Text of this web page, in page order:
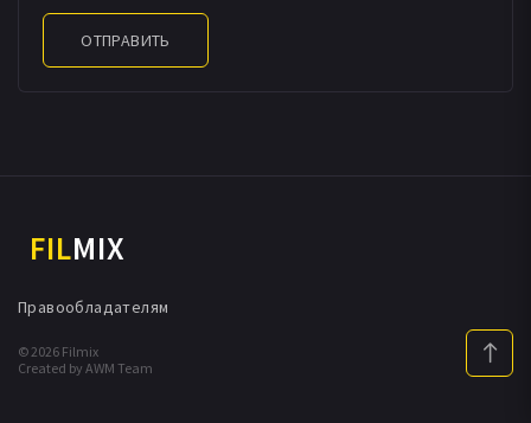
ОТПРАВИТЬ
FILMIX
© 2026 Filmix
Created by AWM Team
Правообладателям